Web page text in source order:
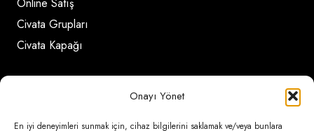
Onayı Yönet
En iyi deneyimleri sunmak için, cihaz bilgilerini saklamak ve/veya bunlara
Online Satış
Civata Grupları
Civata Kapağı
İletişim Detayları